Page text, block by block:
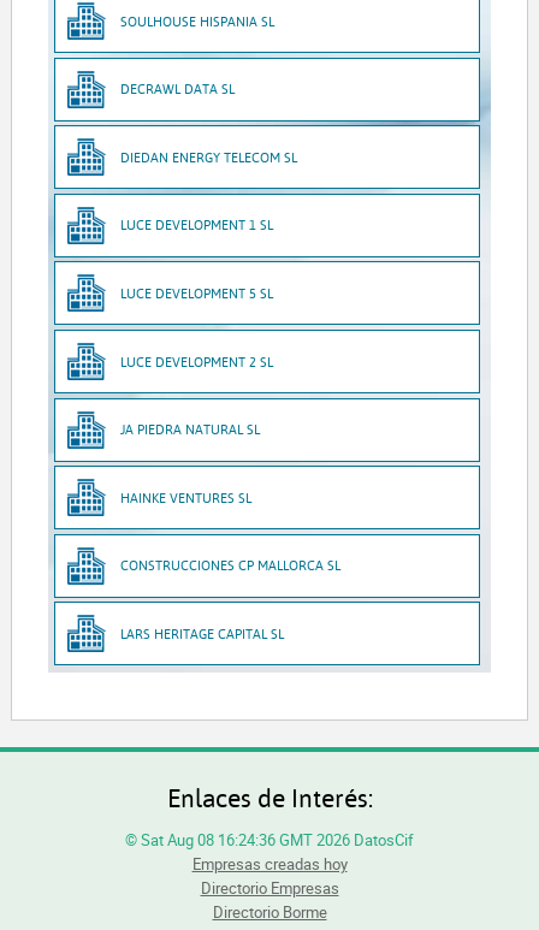
SOULHOUSE HISPANIA SL
DECRAWL DATA SL
DIEDAN ENERGY TELECOM SL
LUCE DEVELOPMENT 1 SL
LUCE DEVELOPMENT 5 SL
LUCE DEVELOPMENT 2 SL
JA PIEDRA NATURAL SL
HAINKE VENTURES SL
CONSTRUCCIONES CP MALLORCA SL
LARS HERITAGE CAPITAL SL
Enlaces de Interés:
© Sat Aug 08 16:24:36 GMT 2026 DatosCif
Empresas creadas hoy
Directorio Empresas
Directorio Borme